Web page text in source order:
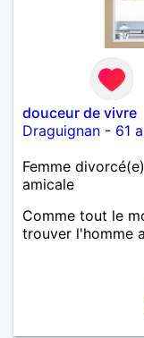
douceur de vivre
Draguignan - 61
Femme
amicale
Comme tout le
trouver l'homme